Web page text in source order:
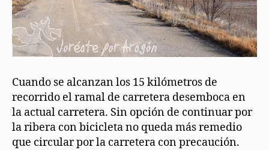
Cuando se alcanzan los 15 kilómetros de
recorrido el ramal de carretera desemboca en
la actual carretera. Sin opción de continuar por
la ribera con bicicleta no queda más remedio
que circular por la carretera con precaución.